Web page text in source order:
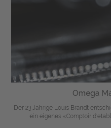
Omega
Der 23 Jährige Louis Brandt
ein eigenes «Comptoir